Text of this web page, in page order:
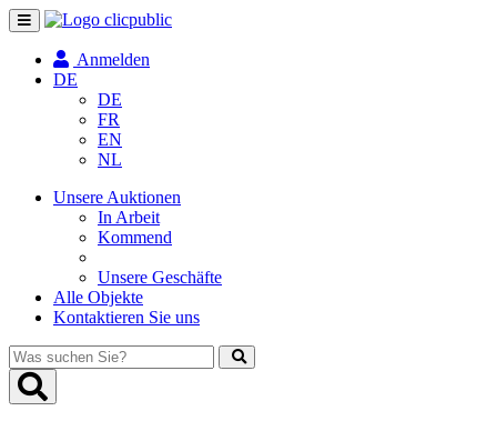
Navigation
umschalten
Anmelden
DE
DE
FR
EN
NL
Unsere Auktionen
In Arbeit
Kommend
Unsere Geschäfte
Alle Objekte
Kontaktieren Sie uns
Was
suchen
Sie?